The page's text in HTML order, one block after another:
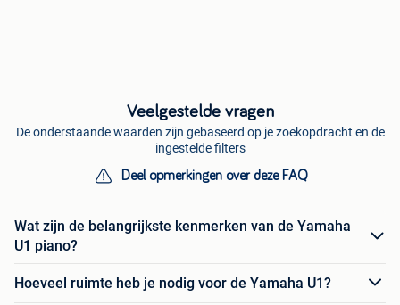
Veelgestelde vragen
De onderstaande waarden zijn gebaseerd op je zoekopdracht en de
ingestelde filters
Deel opmerkingen over deze FAQ
Wat zijn de belangrijkste kenmerken van de Yamaha
U1 piano?
Hoeveel ruimte heb je nodig voor de Yamaha U1?